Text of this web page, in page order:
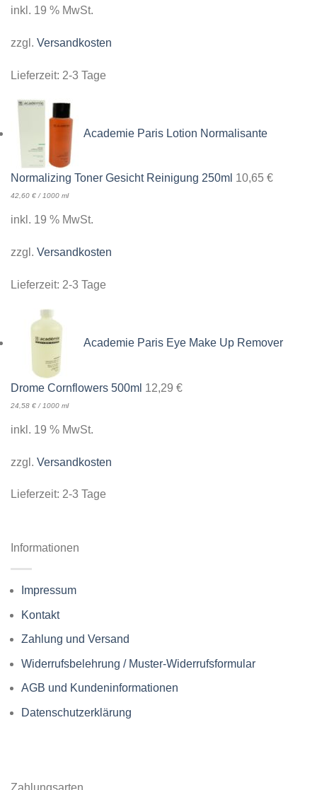
inkl. 19 % MwSt.
zzgl. Versandkosten
Lieferzeit: 2-3 Tage
Academie Paris Lotion Normalisante
Normalizing Toner Gesicht Reinigung 250ml 10,65 €
42,60 €/1000 ml
inkl. 19 % MwSt.
zzgl. Versandkosten
Lieferzeit: 2-3 Tage
Academie Paris Eye Make Up Remover
Drome Cornflowers 500ml 12,29 €
24,58 € / 1000 ml
inkl. 19 % MwSt.
zzgl. Versandkosten
Lieferzeit: 2-3 Tage
Informationen
Impressum
Kontakt
Zahlung und Versand
Widerrufsbelehrung / Muster-Widerrufsformular
AGB und Kundeninformationen
Datenschutzerklärung
Zahlungsarten